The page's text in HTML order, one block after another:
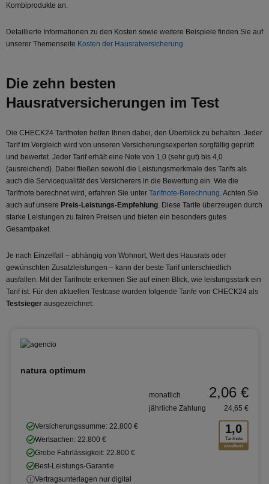
Kombiprodukte an.
Detaillierte Informationen zu den Kosten sowie weitere Beispiele finden Sie auf
unserer Themenseite Kosten der Hausratversicherung.
Die zehn besten
Hausratversicherungen im Test
Die CHECK24 Tarifnoten helfen Ihnen dabei, den Überblick zu behalten. Jeder
Tarif im Vergleich wird von unseren Versicherungsexperten sorgfältig geprüft
und bewertet. Jeder Tarif erhält eine Note von 1,0 (sehr gut) bis 4,0
(ausreichend). Dabei fließen sowohl die Leistungsmerkmale des Tarifs als
auch die Servicequalität des Versicherers in die Bewertung ein. Wie die
Tarifnote berechnet wird, erfahren Sie unter Tarifnote-Berechnung. Achten Sie
auch auf unsere Preis-Leistungs-Empfehlung. Diese Tarife überzeugen durch
starke Leistungen zu fairen Preisen und bieten ein besonders gutes
Gesamtpaket.
Je nach Einzelfall – abhängig von Wohnort, Wert des Hausrats oder
gewünschten Zusatzleistungen – kann der beste Tarif unterschiedlich
ausfallen. Mit der Tarifnote erkennen Sie auf einen Blick, wie leistungsstark ein
Tarif ist. Für den aktuellen Testcase wurden folgende Tarife von CHECK24 als
Testsieger ausgezeichnet:
natura optimum
1,0
Tarifnote
excellent
Versicherungssumme: 22.800 €
Wertsachen: 22.800 €
Grobe Fahrlässigkeit: 22.800 €
Best-Leistungs-Garantie
Vertragsunterlagen nur digital
monatlich 2,06 €
jährliche Zahlung 24,65 €